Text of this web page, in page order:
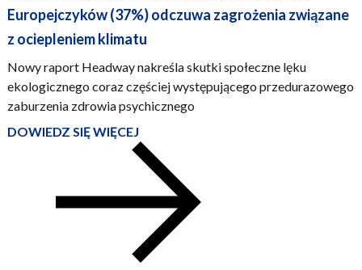
Europejczyków (37%) odczuwa zagrożenia związane
z ociepleniem klimatu
Nowy raport Headway nakreśla skutki społeczne lęku
ekologicznego coraz częściej występującego przedurazowego
zaburzenia zdrowia psychicznego
DOWIEDZ SIĘ WIĘCEJ